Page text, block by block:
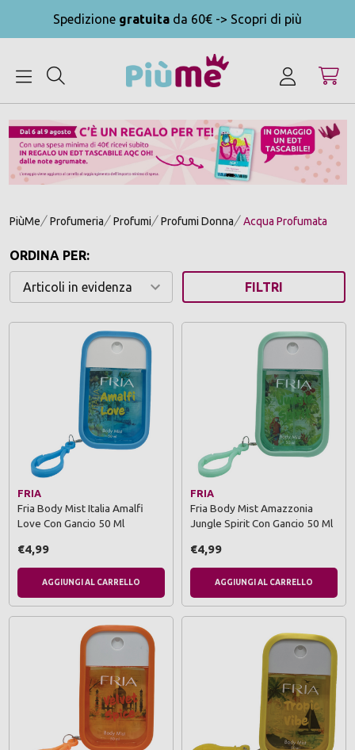
Spedizione gratuita da 60€ -> Scopri di più
PiùMe Profumeria Profumi Profumi Donna Acqua Profumata
ORDINA PER:
FILTRI
FRIA
Fria Body Mist Italia Amalfi
Love Con Gancio 50 Ml
€4,99
AGGIUNGI AL CARRELLO
FRIA
Fria Body Mist Amazzonia
Jungle Spirit Con Gancio 50 Ml
€4,99
AGGIUNGI AL CARRELLO